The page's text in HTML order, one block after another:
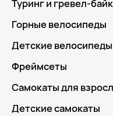
Туринг и гревел-
Горные велосипеды
Детские велосипеды
Фреймсеты
Самокаты для
Детские самокаты